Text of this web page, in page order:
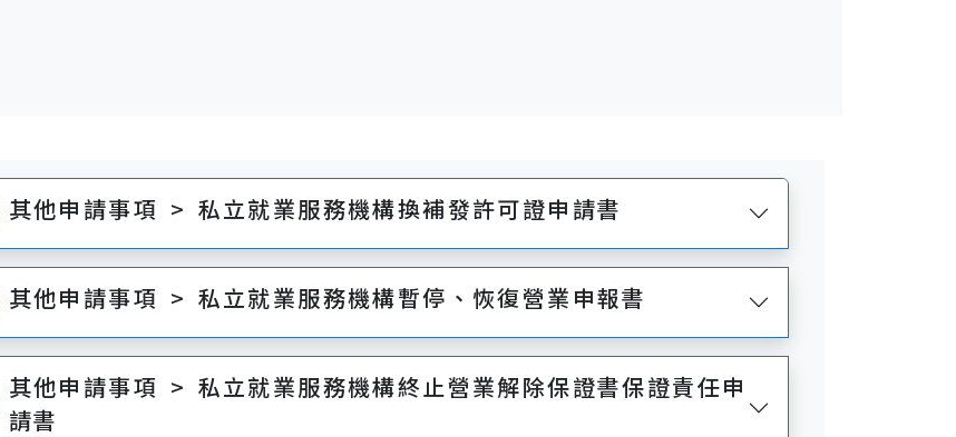
其他申請事項 > 私立就業服務機構換補發許可證申請書
其他申請事項 > 私立就業服務機構暫停、恢復營業申報書
其他申請事項 > 私立就業服務機構終止營業解除保證書保證責任申
請書